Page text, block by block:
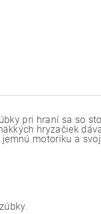
pri hraní sa so
hryzačiek
motoriku a